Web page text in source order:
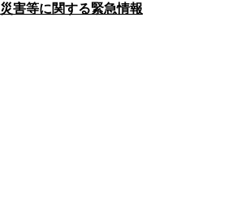
災害等に関する緊急情報